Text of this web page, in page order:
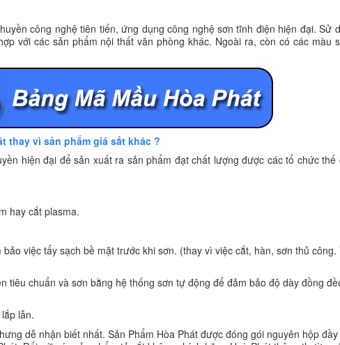
công nghệ tiên tiến, ứng dụng công nghệ sơn tĩnh điện hiện đại. Sử
với các sản phẩm nội thất văn phòng khác. Ngoài ra, còn có các màu
thay vì sản phẩm giá sắt khác ?
hiện đại để sản xuất ra sản phẩm đạt chất lượng được các tổ chức thế
hay cắt plasma.
việc tẩy sạch bề mặt trước khi sơn. (thay vì việc cắt, hàn, sơn thủ công.
tiêu chuẩn và sơn bằng hệ thống sơn tự động để đảm bảo độ dày đồng
lẫn.
dễ nhận biết nhất. Sản Phẩm Hòa Phát được đóng gói nguyên hộp